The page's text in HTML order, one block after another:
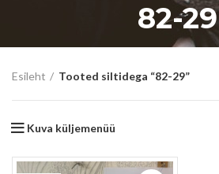
82-29
Esileht Tooted siltidega “82-29”
Kuva küljemenüü